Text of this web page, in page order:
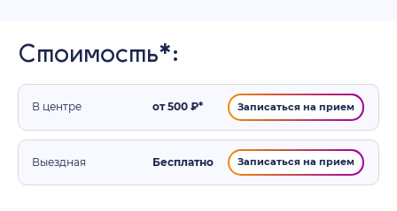
Стоимость*:
В центре от 500 ₽* Записаться на прием
Выездная Бесплатно Записаться на прием